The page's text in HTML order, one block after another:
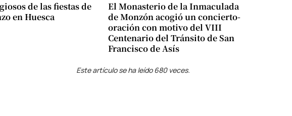
de las fiestas de
en Huesca
El Monasterio de la Inmaculada
de Monzón acogió un concierto-
oración con motivo del VIII
Centenario del Tránsito de San
Francisco de Asís
Este artículo se ha leído 680 veces.